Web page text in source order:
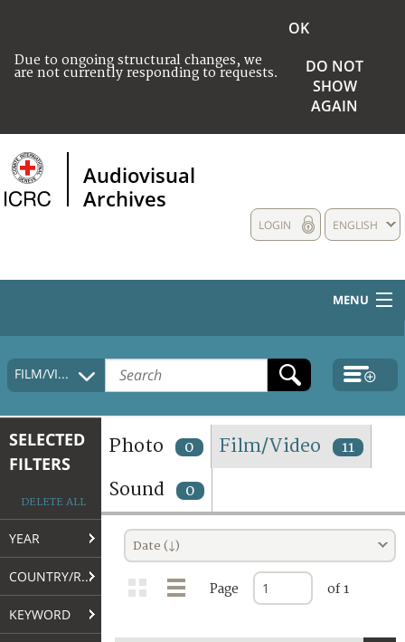
Due to ongoing structural changes, we
are not currently responding to requests.
OK
DO NOT
SHOW
AGAIN
Audiovisual
Archives
ENGLISH
LOGIN
MENU
HOME
COLLECTIONS DESCRIPTION
TERMS AND CONDITIONS OF USE
FAQ
FILM/VIDEO
SELECTED
FILTERS
DELETE ALL
YEAR
COUNTRY/REGION
KEYWORD
Photo 0 Film/Video 11
Sound 0
Date (↓)
Page of 1